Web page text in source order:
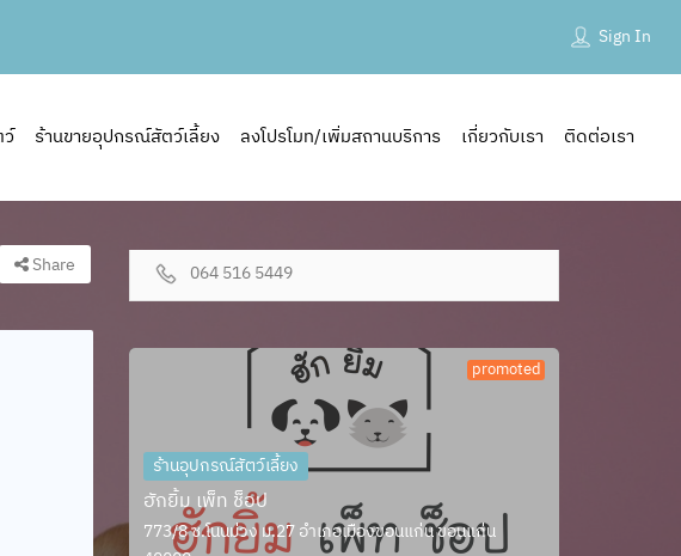
Sign In
ร้านขายอุปกรณ์สัตว์เลี้ยง ลงโปรโมท/เพิ่มสถานบริการ เกี่ยวกับเรา ติดต่อเรา
Share 064 516 5449
promoted
ร้านอุปกรณ์สัตว์เลี้ยง
ฮักยิ้ม เพ็ท ช็อป
773/8 ซ.โนนม่วง ม.27 อำเภอเมืองขอนแก่น ขอนแก่น